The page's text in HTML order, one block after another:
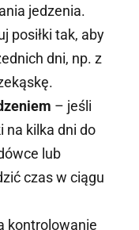
jedzenia.
posiłki tak, aby
dni, np. z
– jeśli
na kilka dni do
lub
czas w ciągu
kontrolowanie